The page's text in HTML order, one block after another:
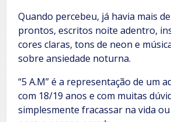
Quando percebeu, já havia mais
prontos, escritos noite adentro,
cores claras, tons de neon e
sobre ansiedade noturna.
“5 A.M” é a representação de um
com 18/19 anos e com muitas
simplesmente fracassar na vida